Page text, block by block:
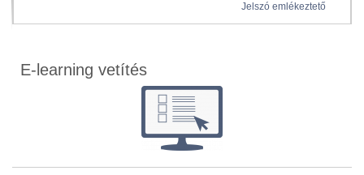
Jelszó emlékeztető
E-learning vetítés